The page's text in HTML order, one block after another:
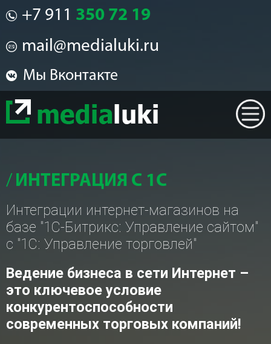
+7 911 350 72 19
mail@medialuki.ru
Мы Вконтакте
ИНТЕГРАЦИЯ С 1С
Интеграции интернет-магазинов на
базе "1С-Битрикс: Управление сайтом"
с "1С: Управление торговлей"
Ведение бизнеса в сети Интернет –
это ключевое условие
конкурентоспособности
современных торговых компаний!